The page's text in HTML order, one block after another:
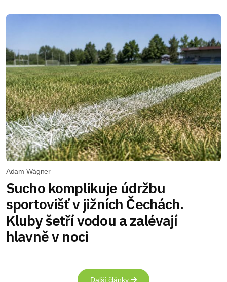
Adam Wágner
Sucho komplikuje údržbu
sportovišť v jižních Čechách.
Kluby šetří vodou a zalévají
hlavně v noci
Další články